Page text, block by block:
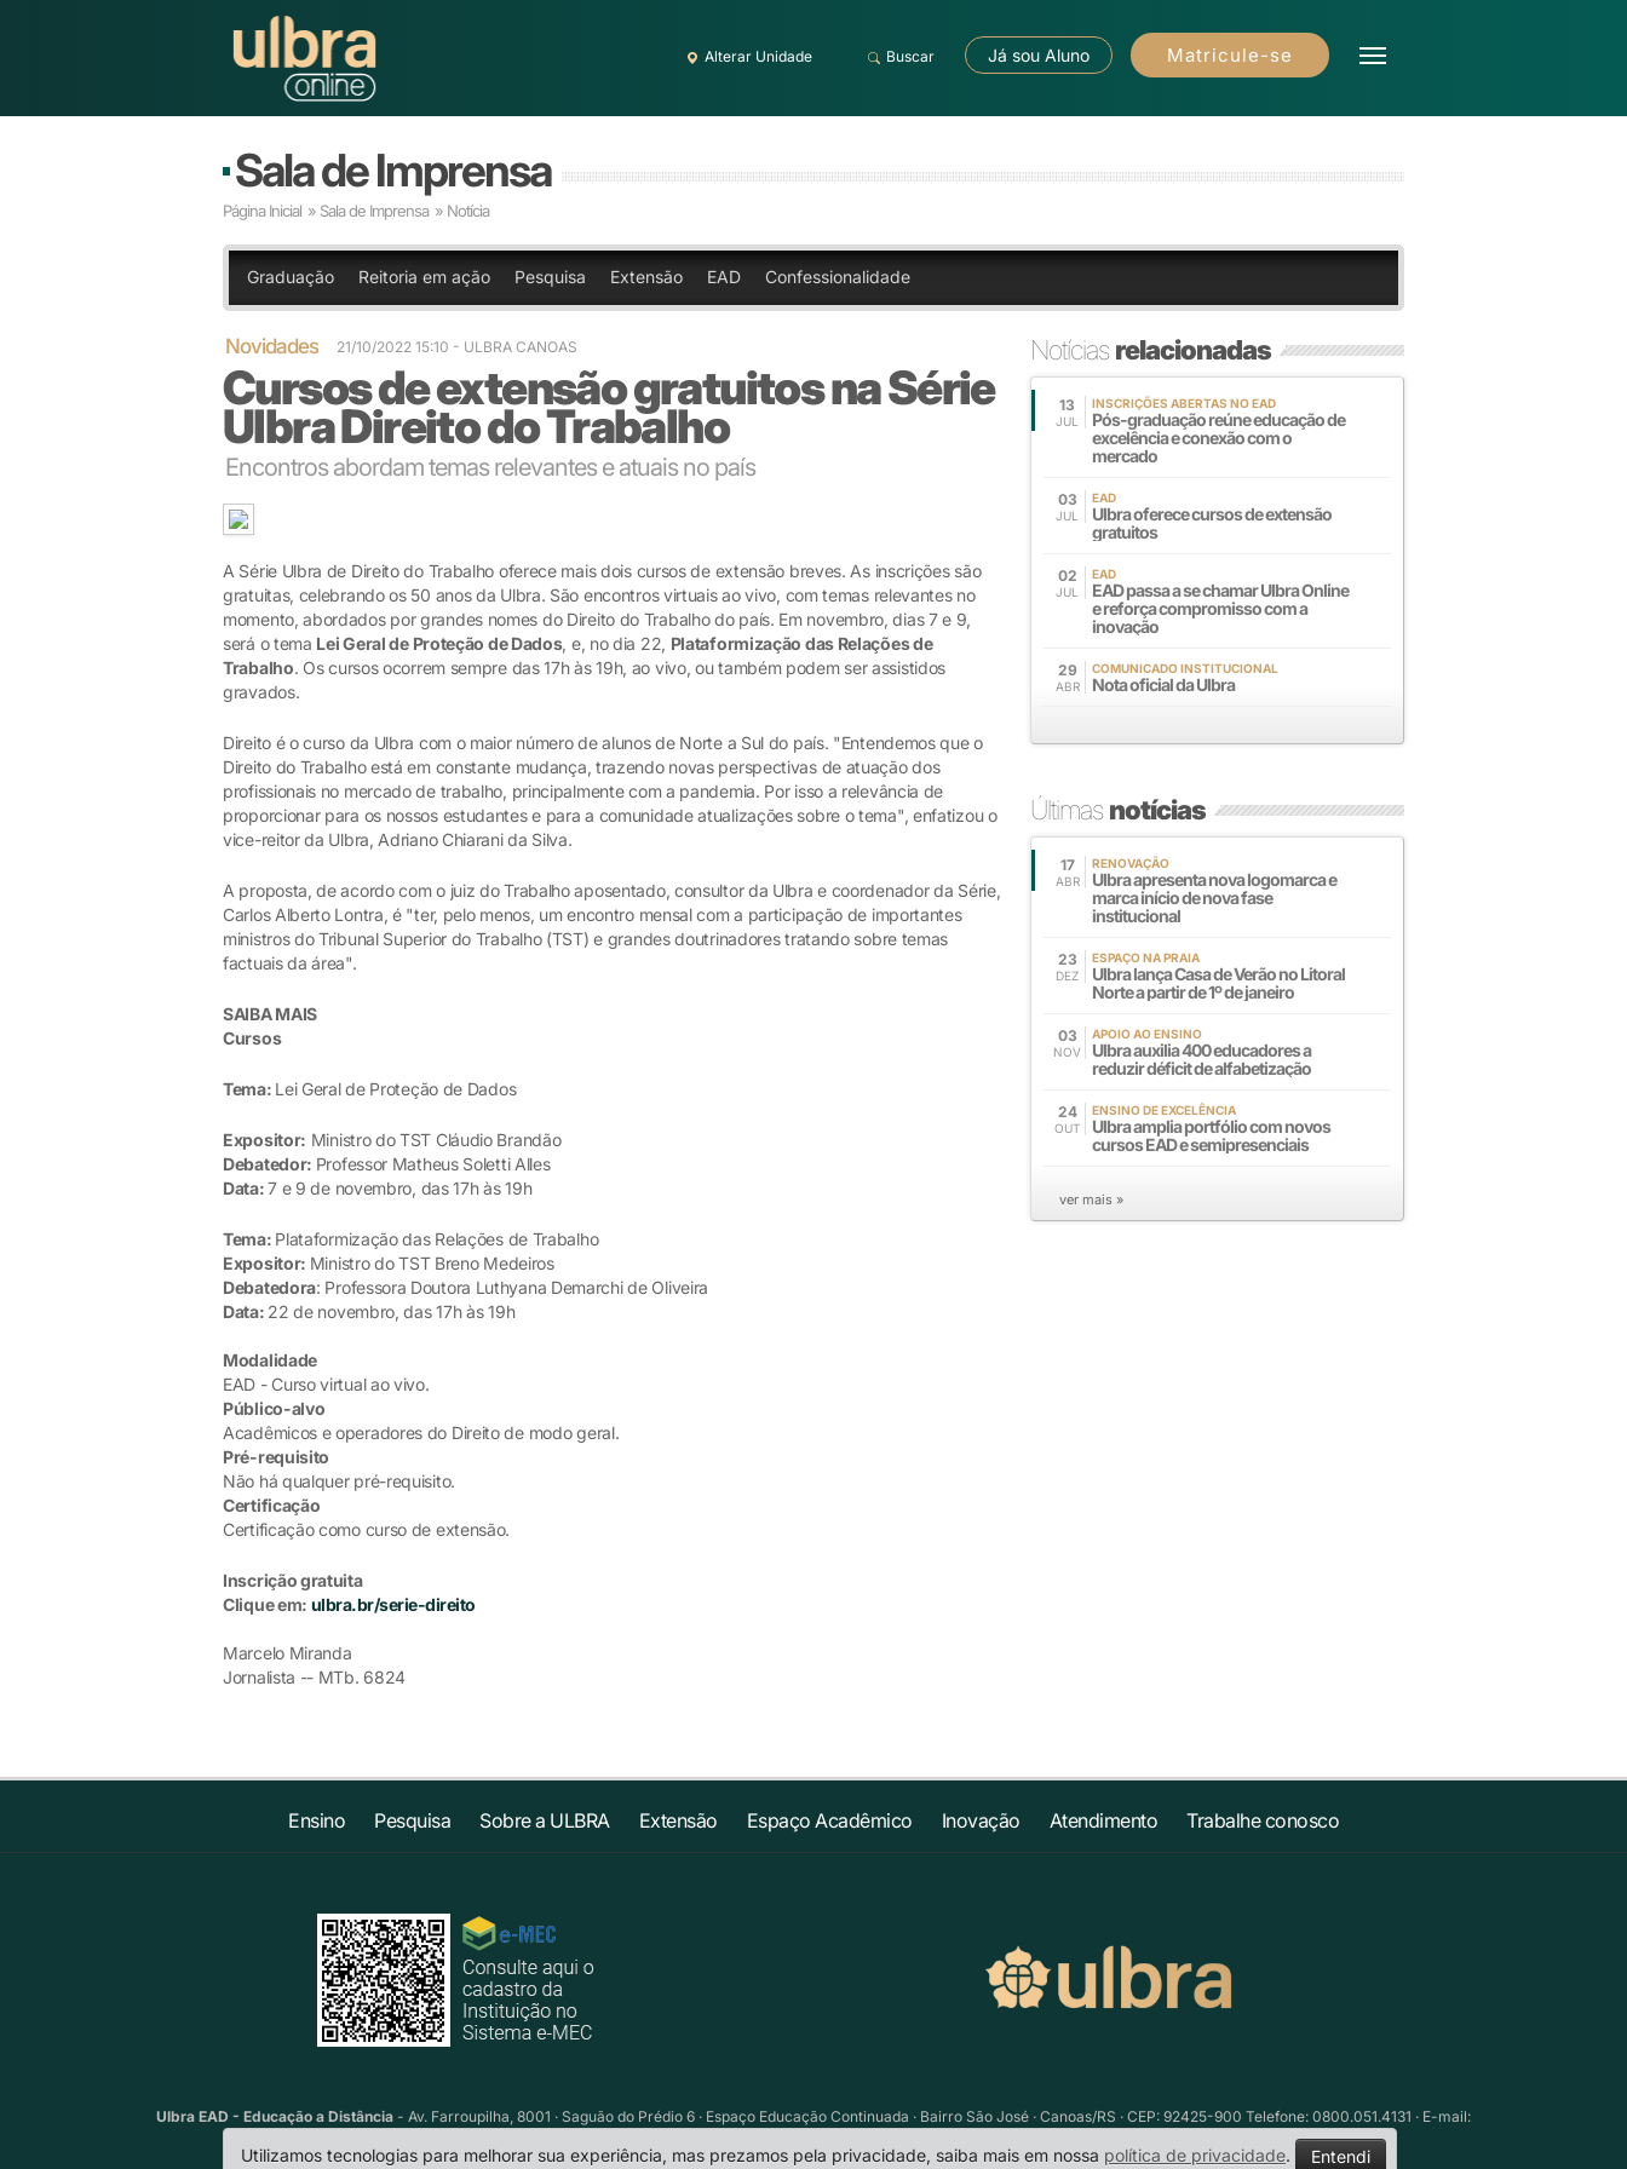
Alterar Unidade Buscar Já sou Aluno Matricule-se
Sala de Imprensa
Página Inicial » Sala de Imprensa » Notícia
Graduação Reitoria em ação Pesquisa Extensão EAD Confessionalidade
Novidades 21/10/2022 15:10 - ULBRA CANOAS
Cursos de extensão gratuitos na Série
Ulbra Direito do Trabalho
Encontros abordam temas relevantes e atuais no país
A Série Ulbra de Direito do Trabalho oferece mais dois cursos de extensão breves. As inscrições são
gratuitas, celebrando os 50 anos da Ulbra. São encontros virtuais ao vivo, com temas relevantes no
momento, abordados por grandes nomes do Direito do Trabalho do país. Em novembro, dias 7 e 9,
será o tema Lei Geral de Proteção de Dados, e, no dia 22, Plataformização das Relações de
Trabalho. Os cursos ocorrem sempre das 17h às 19h, ao vivo, ou também podem ser assistidos
gravados.
Direito é o curso da Ulbra com o maior número de alunos de Norte a Sul do país. "Entendemos que o
Direito do Trabalho está em constante mudança, trazendo novas perspectivas de atuação dos
profissionais no mercado de trabalho, principalmente com a pandemia. Por isso a relevância de
proporcionar para os nossos estudantes e para a comunidade atualizações sobre o tema", enfatizou o
vice-reitor da Ulbra, Adriano Chiarani da Silva.
A proposta, de acordo com o juiz do Trabalho aposentado, consultor da Ulbra e coordenador da Série,
Carlos Alberto Lontra, é "ter, pelo menos, um encontro mensal com a participação de importantes
ministros do Tribunal Superior do Trabalho (TST) e grandes doutrinadores tratando sobre temas
factuais da área".
SAIBA MAIS
Cursos
Tema: Lei Geral de Proteção de Dados
Expositor: Ministro do TST Cláudio Brandão
Debatedor: Professor Matheus Soletti Alles
Data:7 e 9 de novembro, das 17h às 19h
Tema: Plataformização das Relações de Trabalho
Expositor: Ministro do TST Breno Medeiros
Debatedora: Professora Doutora Luthyana Demarchi de Oliveira
Data: 22 de novembro, das 17h às 19h
Modalidade
EAD - Curso virtual ao vivo.
Público-alvo
Acadêmicos e operadores do Direito de modo geral.
Pré-requisito
Não há qualquer pré-requisito.
Certificação
Certificação como curso de extensão.
Inscrição gratuita
Clique em: ulbra.br/serie-direito
Marcelo Miranda
Jornalista -- MTb. 6824
Notíciasrelacionadas
13
JUL
INSCRIÇÕES ABERTAS NO EAD
Pós-graduação reúne educação de
excelência e conexão com o
mercado
03
JUL
EAD
Ulbra oferece cursos de extensão
gratuitos
02
JUL
EAD
EAD passa a se chamar Ulbra Online
e reforça compromisso com a
inovação
29
ABR
COMUNICADO INSTITUCIONAL
Nota oficial da Ulbra
Últimasnotícias
17
ABR
RENOVAÇÃO
Ulbra apresenta nova logomarca e
marca início de nova fase
institucional
23
DEZ
ESPAÇO NA PRAIA
Ulbra lança Casa de Verão no Litoral
Norte a partir de 1º de janeiro
03
NOV
APOIO AO ENSINO
Ulbra auxilia 400 educadores a
reduzir déficit de alfabetização
24
OUT
ENSINO DE EXCELÊNCIA
Ulbra amplia portfólio com novos
cursos EAD e semipresenciais
ver mais »
Ensino Pesquisa Sobre a ULBRA Extensão Espaço Acadêmico Inovação Atendimento Trabalhe conosco
Ulbra EAD - Educação a Distância - Av. Farroupilha, 8001 · Saguão do Prédio 6 · Espaço Educação Continuada · Bairro São José · Canoas/RS · CEP: 92425-900 Telefone: 0800.051.4131 · E-mail:
portalead@ulbra.br
Utilizamos tecnologias para melhorar sua experiência, mas prezamos pela privacidade, saiba mais em nossa política de privacidade. Entendi